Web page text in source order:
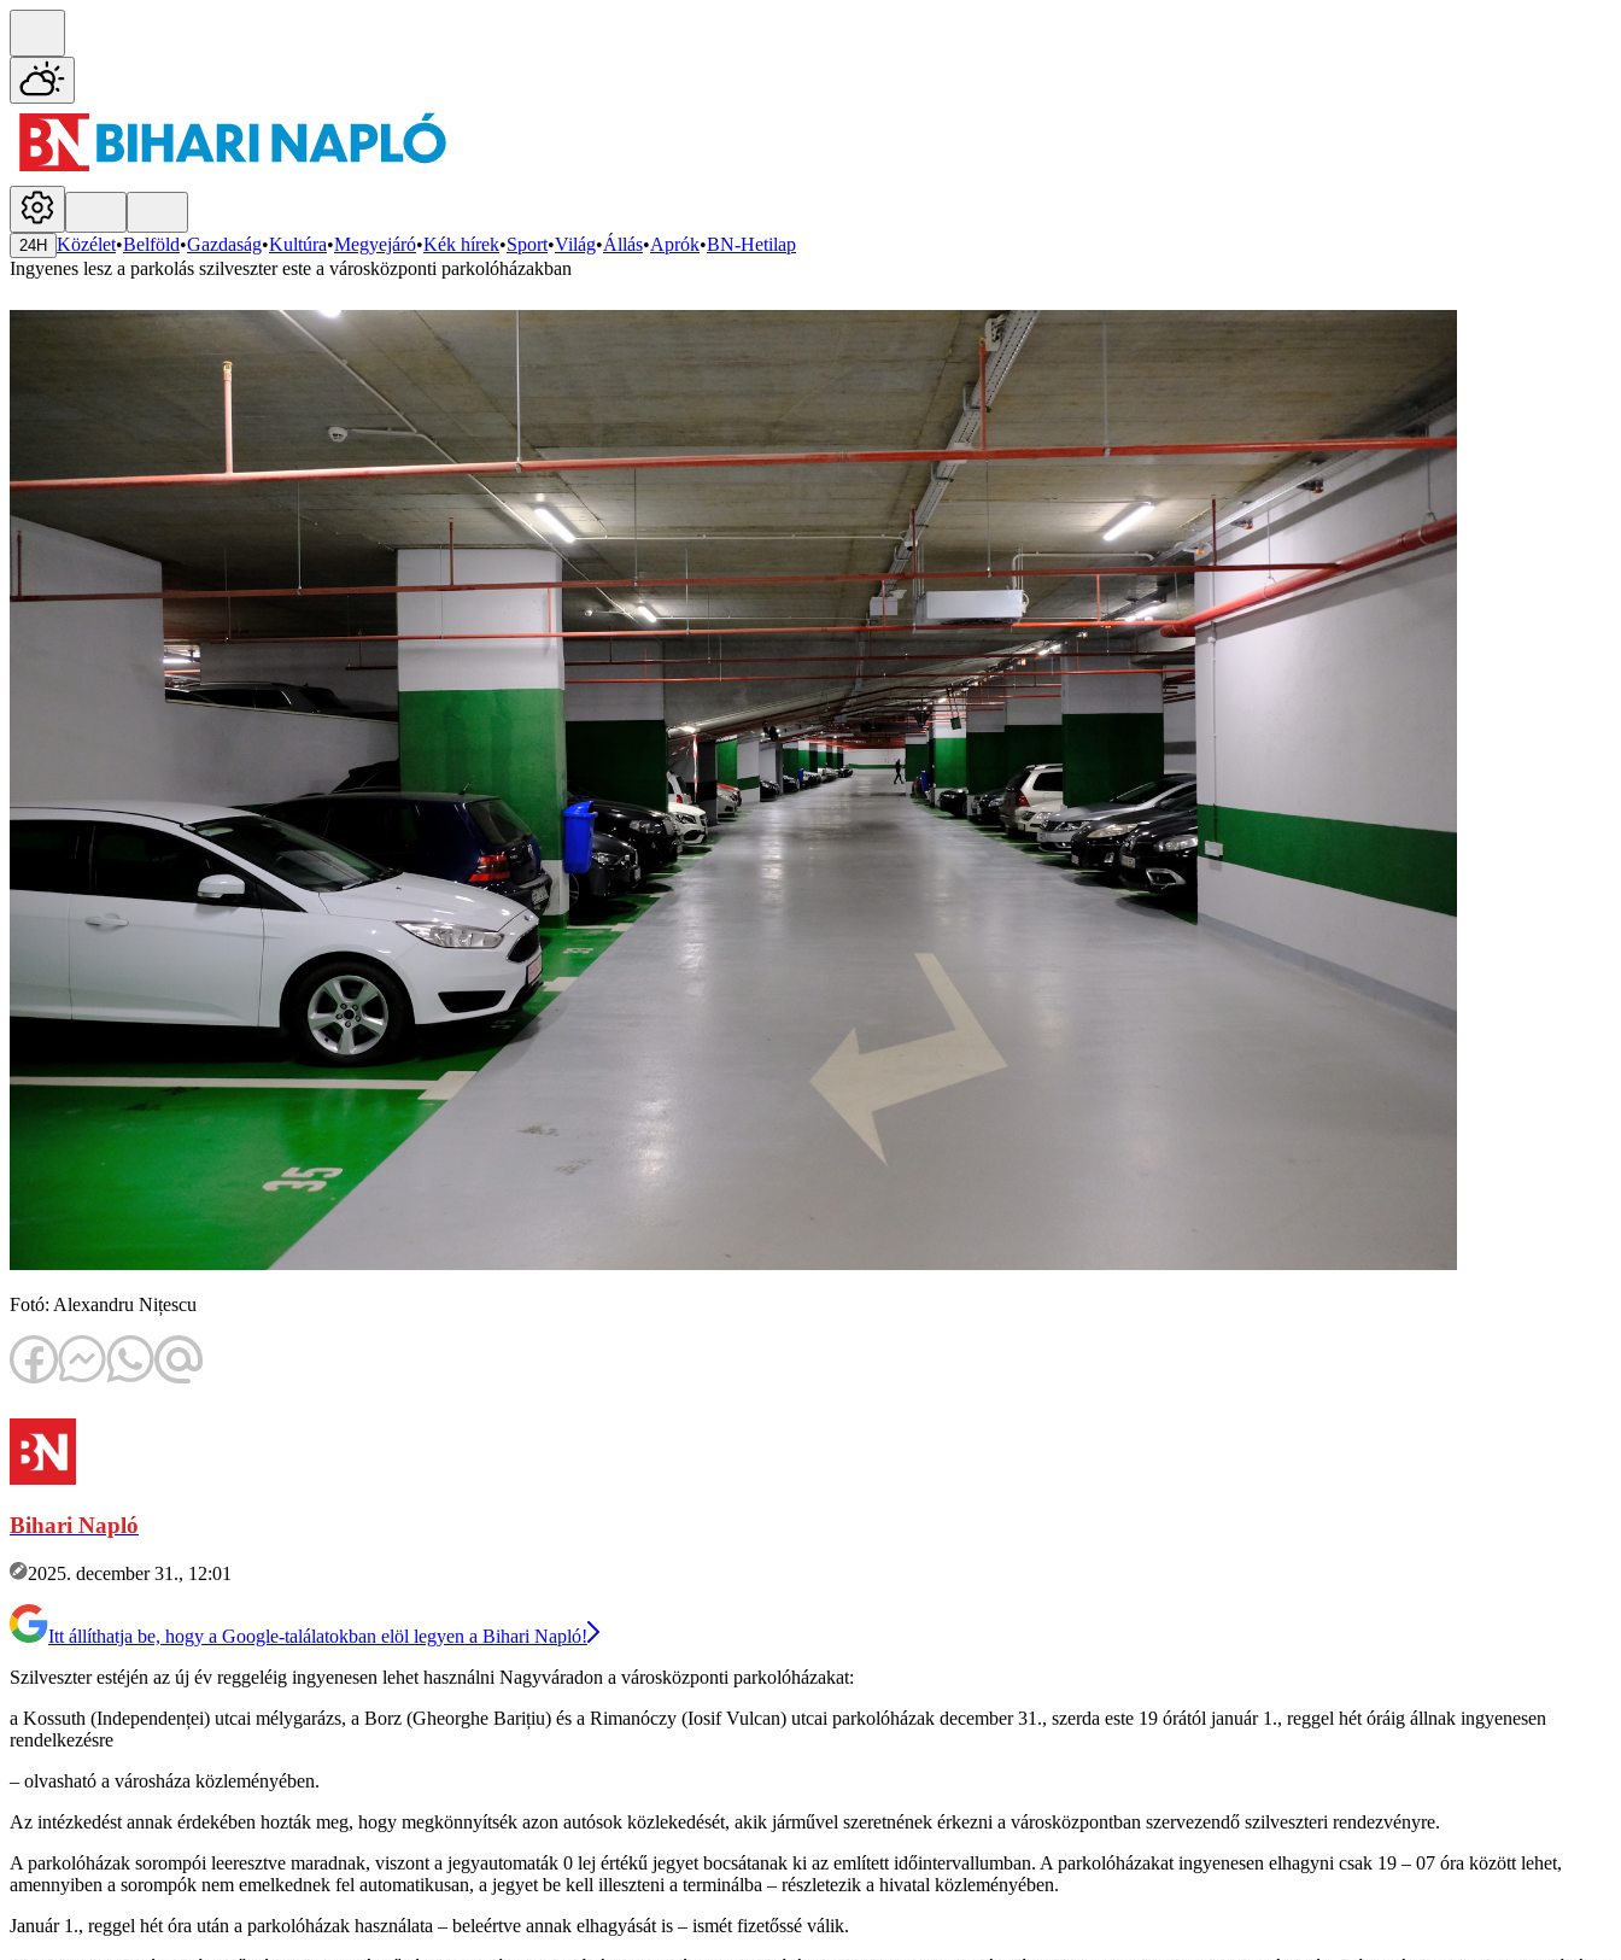
24H Közélet•Belföld•Gazdaság•Kultúra•Megyejáró•Kék hírek•Sport•Világ•Állás•Aprók•BN-Hetilap
Ingyenes lesz a parkolás szilveszter este a városközponti parkolóházakban
Fotó: Alexandru Nițescu
Bihari Napló
2025. december 31., 12:01
Itt állíthatja be, hogy a Google-találatokban elöl legyen a Bihari Napló!
Szilveszter estéjén az új év reggeléig ingyenesen lehet használni Nagyváradon a városközponti parkolóházakat:
a Kossuth (Independenței) utcai mélygarázs, a Borz (Gheorghe Barițiu) és a Rimanóczy (Iosif Vulcan) utcai parkolóházak december 31., szerda este 19 órától január 1., reggel hét óráig állnak ingyenesen
rendelkezésre
– olvasható a városháza közleményében.
Az intézkedést annak érdekében hozták meg, hogy megkönnyítsék azon autósok közlekedését, akik járművel szeretnének érkezni a városközpontban szervezendő szilveszteri rendezvényre.
A parkolóházak sorompói leeresztve maradnak, viszont a jegyautomaták 0 lej értékű jegyet bocsátanak ki az említett időintervallumban. A parkolóházakat ingyenesen elhagyni csak 19 – 07 óra között lehet,
amennyiben a sorompók nem emelkednek fel automatikusan, a jegyet be kell illeszteni a terminálba – részletezik a hivatal közleményében.
Január 1., reggel hét óra után a parkolóházak használata – beleértve annak elhagyását is – ismét fizetőssé válik.